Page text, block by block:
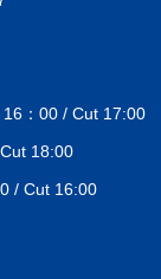
：00 / Cut 17:00
18:00
/ Cut 16:00